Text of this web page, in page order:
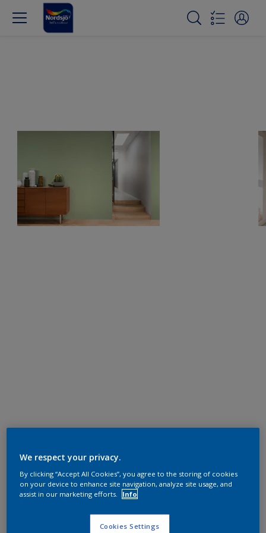
We respect your privacy.
By clicking “Accept All Cookies”, you agree to the storing of cookies
on your device to enhance site navigation, analyze site usage, and
assist in our marketing efforts.
Info
Cookies Settings